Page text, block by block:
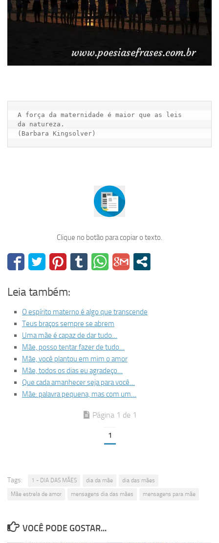
A força da maternidade é maior que as leis
da natureza.
(Barbara Kingsolver)
Clique no botão para copiar o texto.
Leia também:
O espírito materno é algo que transcende
Teus braços sempre se abrem
Uma mãe é capaz de dar tudo…
Mãe, posso tentar fazer de tudo…
Mãe, você plantou em mim o amor
Mãe, todos os dias eu agradeço…
Que cada amanhecer seja para você…
Mãe: palavra pequena, mas com um…
Página 1 de 1
1
Tags: 1 - DIA DAS MÃES dia da mãe
dia das mães
Mãe estrela de amor
mensagens dia das mães mensagens para mãe
VOCÊ PODE GOSTAR...